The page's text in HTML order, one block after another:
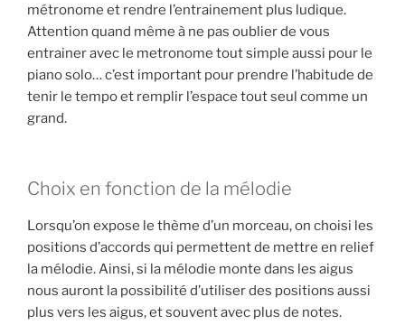
métronome et rendre l’entrainement plus ludique.
Attention quand même à ne pas oublier de vous
entrainer avec le metronome tout simple aussi pour le
piano solo… c’est important pour prendre l’habitude de
tenir le tempo et remplir l’espace tout seul comme un
grand.
Choix en fonction de la mélodie
Lorsqu’on expose le thème d’un morceau, on choisi les
positions d’accords qui permettent de mettre en relief
la mélodie. Ainsi, si la mélodie monte dans les aigus
nous auront la possibilité d’utiliser des positions aussi
plus vers les aigus, et souvent avec plus de notes.